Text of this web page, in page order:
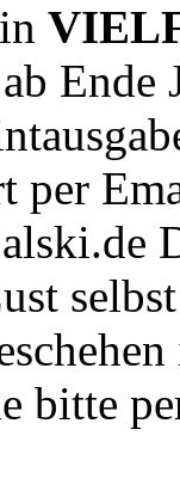
Ende
per
bitte